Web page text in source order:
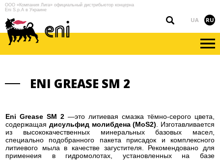
ООО «Компания Лига» официальный дистрибьютор концерна
Eni S.p.A в Украине
UA RU
ENI GREASE SM 2
Eni Grease SM 2 —это литиевая смазка тёмно-серого цвета,
содержащая дисульфид молибдена (MoS2) . Изготавливается
из высококачественных минеральных базовых масел,
специально подобранного пакета присадок и комплексного
литиевого мыла в качестве загустителя. Рекомендовано для
применеия в гидромолотах, установленных на базе